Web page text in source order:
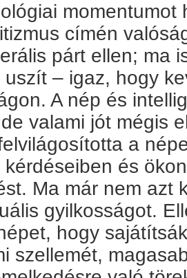
címén
párt ellen; ma
uszít – igaz, hogy
A nép és
valami jót mégis
a
és
Ma már nem azt
gyilkosságot.
hogy
szellemét,